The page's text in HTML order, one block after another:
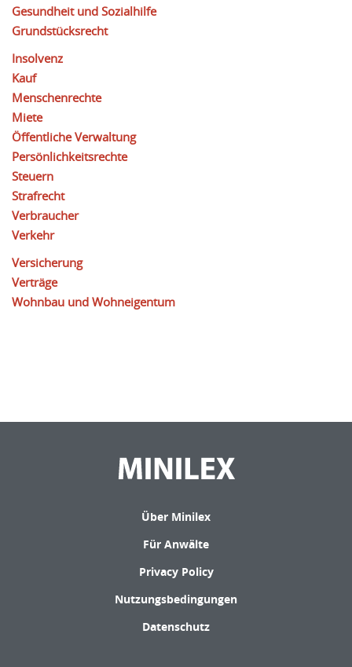
Gesundheit und Sozialhilfe
Grundstücksrecht
Insolvenz
Kauf
Menschenrechte
Miete
Öffentliche Verwaltung
Persönlichkeitsrechte
Steuern
Strafrecht
Verbraucher
Verkehr
Versicherung
Verträge
Wohnbau und Wohneigentum
Über Minilex
Für Anwälte
Privacy Policy
Nutzungsbedingungen
Datenschutz